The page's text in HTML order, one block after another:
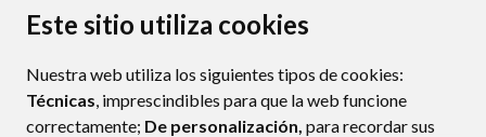
Este sitio utiliza cookies
Nuestra web utiliza los siguientes tipos de cookies:
Técnicas, imprescindibles para que la web funcione
correctamente; De personalización, para recordar sus
PROTECCIÓN DE DATOS
POLÍTICA DE COOKIES